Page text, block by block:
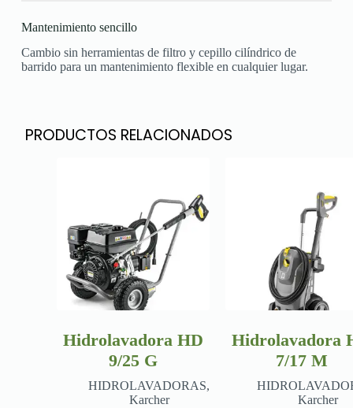
Mantenimiento sencillo
Cambio sin herramientas de filtro y cepillo cilíndrico de
barrido para un mantenimiento flexible en cualquier lugar.
PRODUCTOS RELACIONADOS
Hidrolavadora HD
9/25 G
HIDROLAVADORAS,
Karcher
Hidrolavadora
7/17 M
Karcher